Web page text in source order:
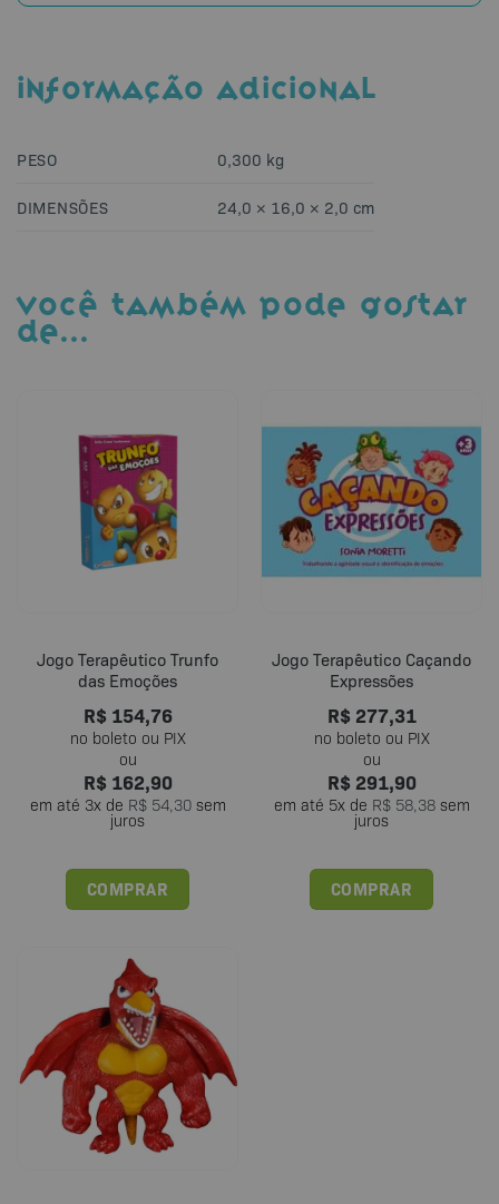
INFORMAÇÃO ADICIONAL
PESO 0,300 kg
DIMENSÕES 24,0 × 16,0 × 2,0 cm
VOCÊ TAMBÉM PODE GOSTAR
DE…
Jogo Terapêutico Trunfo
das Emoções
R$154,76
R$162,90
em até 3x de R$54,30sem
juros
COMPRAR
Jogo Terapêutico Caçando
Expressões
R$277,31
R$291,90
em até 5x de R$58,38sem
juros
COMPRAR